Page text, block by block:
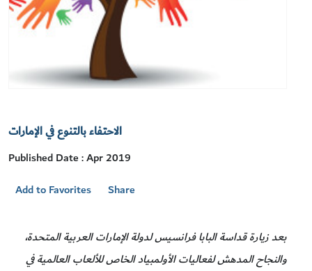
الاحتفاء بالتنوع في الإمارات
Published Date : Apr 2019
Add to Favorites
Share
بعد زيارة قداسة البابا فرانسيس لدولة الإمارات العربية المتحدة،
والنجاح المدهش لفعاليات الأولمبياد الخاص للألعاب العالمية في